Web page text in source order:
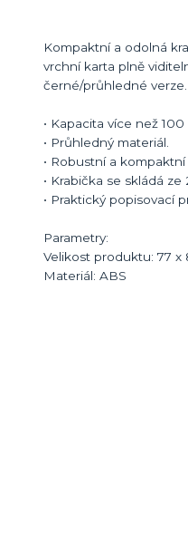
Kompaktní a odolná
vrchní karta plně
černé/průhledné verze.
• Kapacita více než 100
• Průhledný materiál.
• Robustní a
• Krabička se skládá
• Praktický popisovací
Parametry:
Velikost produktu: 77 x
Materiál: ABS